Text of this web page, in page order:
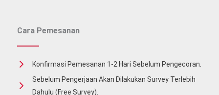
Cara Pemesanan
Konfirmasi Pemesanan 1-2 Hari Sebelum Pengecoran.
Sebelum Pengerjaan Akan Dilakukan Survey Terlebih
Dahulu (free Survey).